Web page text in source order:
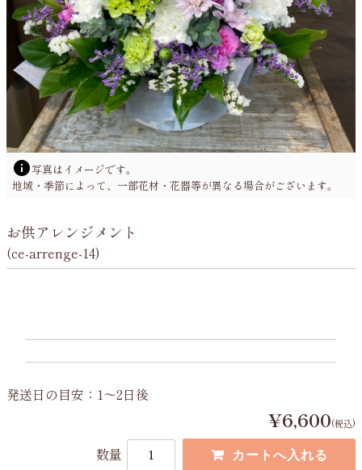
特定商取引法に基づく表記
運営会社
写真はイメージです。
地域・季節によって、一部花材・花器等が異なる場合がございます。
お供アレンジメント
(ce-arrenge-14)
発送日の目安：1～2日後
¥6,600(税込)
数量